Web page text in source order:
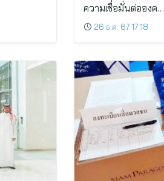
ความเชื่อมั่นต่อองค…
26 ธ.ค. 67 17:18